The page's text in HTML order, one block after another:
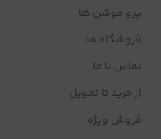
پرو موشن ها
فروشگاه ها
تماس با ما
از خرید تا تحویل
فروش ویژه